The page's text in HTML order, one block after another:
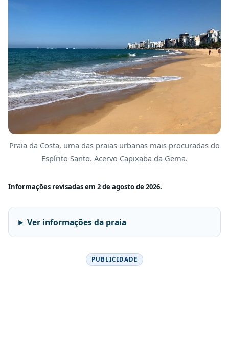
Praia da Costa, uma das praias urbanas mais procuradas do
Espírito Santo. Acervo Capixaba da Gema.
Informações revisadas em 2 de agosto de 2026.
Ver informações da praia
PUBLICIDADE